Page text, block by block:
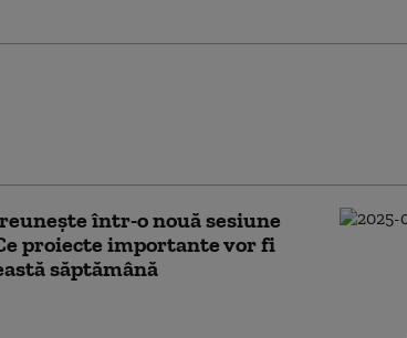
într-o nouă sesiune
proiecte importante vor fi
săptămână